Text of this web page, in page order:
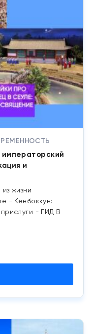
и
жизни
- Кёнбоккун:
- ГИД В